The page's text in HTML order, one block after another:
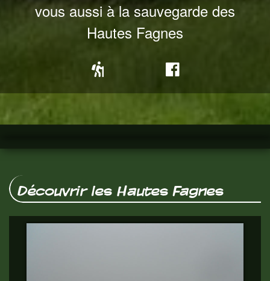
vous aussi à la sauvegarde des
Hautes Fagnes
Découvrir les Hautes Fagnes